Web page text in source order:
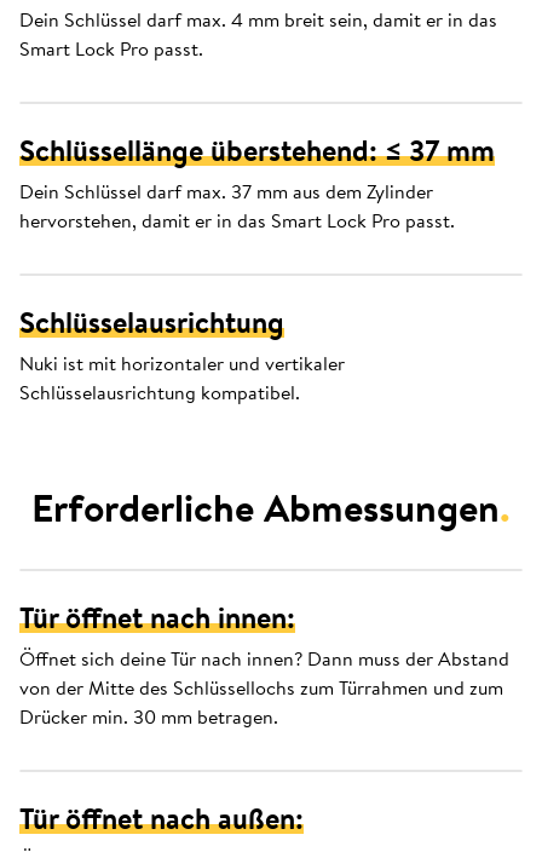
Dein Schlüssel darf max. 4 mm breit sein, damit er in das
Smart Lock Pro passt.
Schlüssellänge überstehend: ≤ 37 mm
Dein Schlüssel darf max. 37 mm aus dem Zylinder
hervorstehen, damit er in das Smart Lock Pro passt.
Schlüsselausrichtung
Nuki ist mit horizontaler und vertikaler
Schlüsselausrichtung kompatibel.
Erforderliche Abmessungen.
Tür öffnet nach innen:
Öffnet sich deine Tür nach innen? Dann muss der Abstand
von der Mitte des Schlüssellochs zum Türrahmen und zum
Drücker min. 30 mm betragen.
Tür öffnet nach außen: